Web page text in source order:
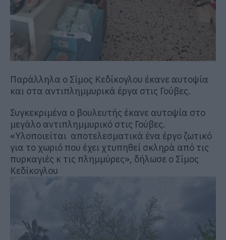
Παράλληλα ο Σίμος Κεδίκογλου έκανε αυτοψία
και στα αντιπλημμυρικά έργα στις Γούβες.
Συγκεκριμένα ο βουλευτής έκανε αυτοψία στο
μεγάλο αντιπλημμυρικό στις Γούβες.
«Υλοποιείται αποτελεσματικά ένα έργο ζωτικό
για το χωριό που έχει χτυπηθεί σκληρά από τις
πυρκαγιές κ τις πλημμύρες», δήλωσε ο Σίμος
Κεδίκογλου